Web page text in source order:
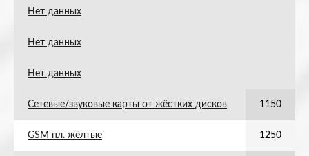
Нет данных
Нет данных
Нет данных
Сетевые/звуковые карты от жёстких дисков 1150
GSM пл. жёлтые 1250